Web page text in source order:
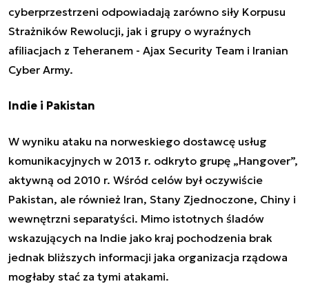
cyberprzestrzeni odpowiadają zarówno siły Korpusu
Strażników Rewolucji, jak i grupy o wyraźnych
afiliacjach z Teheranem - Ajax Security Team i Iranian
Cyber Army.
Indie i Pakistan
W wyniku ataku na norweskiego dostawcę usług
komunikacyjnych w 2013 r. odkryto grupę „Hangover”,
aktywną od 2010 r. Wśród celów był oczywiście
Pakistan, ale również Iran, Stany Zjednoczone, Chiny i
wewnętrzni separatyści. Mimo istotnych śladów
wskazujących na Indie jako kraj pochodzenia brak
jednak bliższych informacji jaka organizacja rządowa
mogłaby stać za tymi atakami.